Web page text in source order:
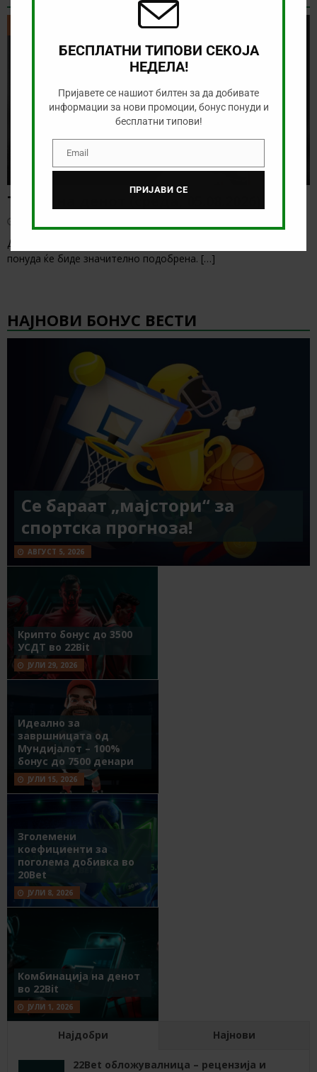
Тикет на денот (среда, 05.08.2026)
Денес имаме нешто послаба понуда, но затоа веќе утре таа
понуда ќе биде значително подобрена. […]
НАЈНОВИ БОНУС ВЕСТИ
Се бараат „мајстори“ за
спортска прогноза!
АВГУСТ 5, 2026
Крипто бонус до 3500
УСДТ во 22Bit
ЈУЛИ 29, 2026
Идеално за
завршницата од
Мундијалот – 100%
бонус до 7500 денари
ЈУЛИ 15, 2026
Зголемени
коефициенти за
поголема добивка во
20Bet
ЈУЛИ 8, 2026
Комбинација на денот
во 22Bit
ЈУЛИ 1, 2026
Најдобри Најнови
22Bet обложувалница – рецензија и
БЕСПЛАТНИ ТИПОВИ СЕКОЈА
НЕДЕЛА!
Пријавете се нашиот билтен за да добивате
информации за нови промоции, бонус понуди и
бесплатни типови!
EmailEmail
ПРИЈАВИ СЕ